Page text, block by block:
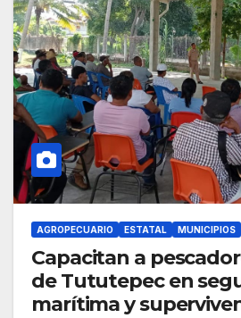
AGROPECUARIO ESTATAL MUNICIPIOS
Capacitan a
de Tututepec en
marítima y